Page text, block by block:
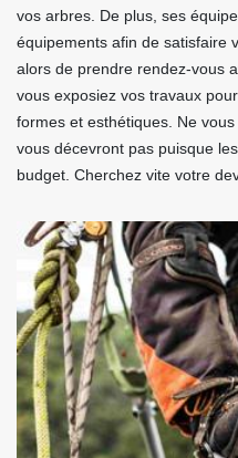
vos arbres. De plus, ses
équipements afin de satisfaire
alors de prendre rendez-vous
vous exposiez vos travaux
formes et esthétiques. Ne
vous décevront pas puisque
budget. Cherchez vite votre